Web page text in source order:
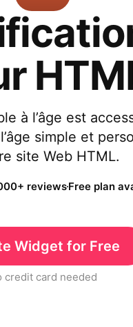
à l’âge est
simple et
site Web HTML.
reviewsFree plan
Widget for Free
credit card needed